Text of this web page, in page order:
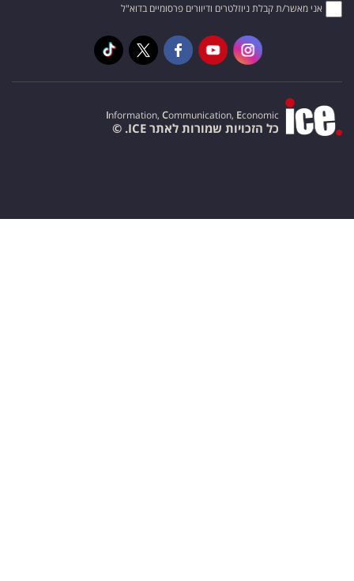
אני מאשר/ת קבלת ניוזלטרים ודיוורים פרסומיים בדוא"ל
Information, Communication, Economic
כל הזכויות שמורות לאתר ICE. ©